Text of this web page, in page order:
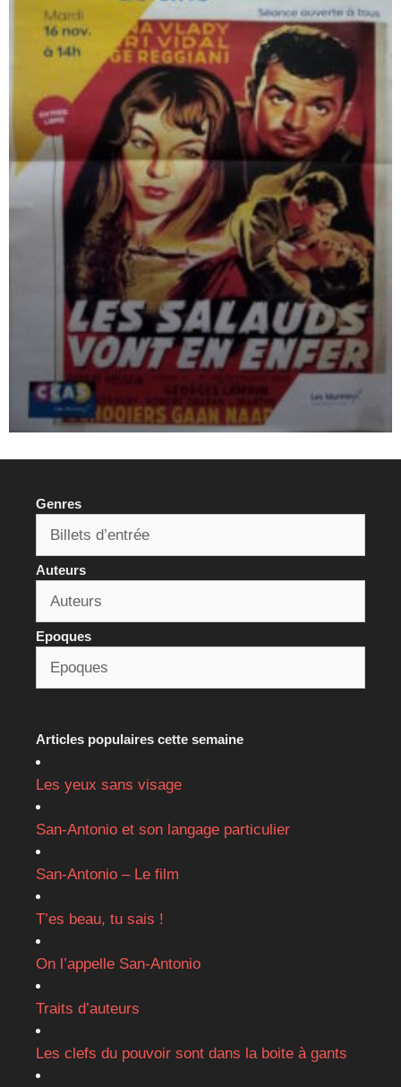
Genres
Auteurs
Epoques
Articles populaires cette semaine
Les yeux sans visage
San-Antonio et son langage particulier
San-Antonio – Le film
T’es beau, tu sais !
On l’appelle San-Antonio
Traits d’auteurs
Les clefs du pouvoir sont dans la boite à gants